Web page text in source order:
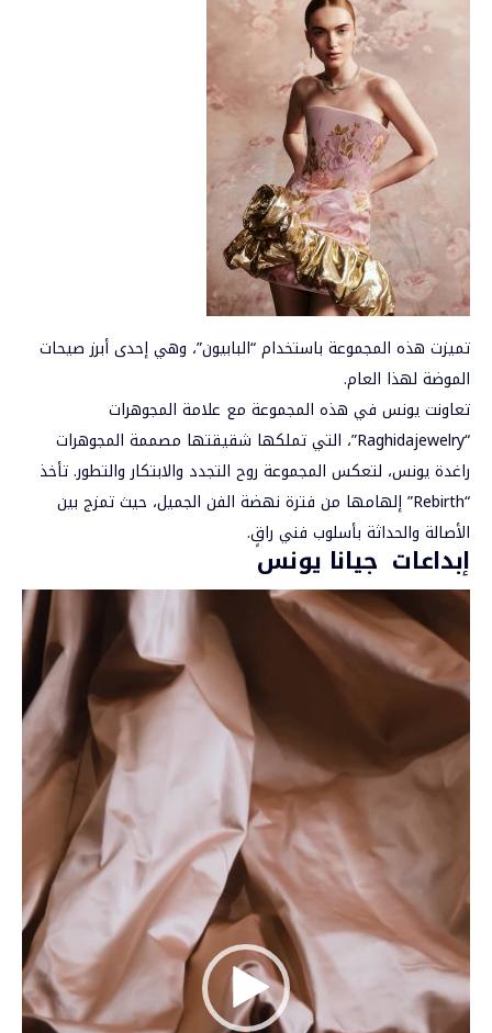
تميزت هذه المجموعة باستخدام “البابيون”، وهي إحدى أبرز صيحات
الموضة لهذا العام.
تعاونت يونس في هذه المجموعة مع علامة المجوهرات
“Raghidajewelry”، التي تملكها شقيقتها مصممة المجوهرات
راغدة يونس، لتعكس المجموعة روح التجدد والابتكار والتطور. تأخذ
“Rebirth” إلهامها من فترة نهضة الفن الجميل، حيث تمزج بين
الأصالة والحداثة بأسلوب فني راقٍ.
إبداعات جيانا يونس
مشغل
الفيديو